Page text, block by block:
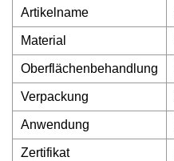
Artikelname
Material
Oberflächenbehandlung
Verpackung
Anwendung
Zertifikat